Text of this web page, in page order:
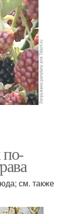
по-
см. также